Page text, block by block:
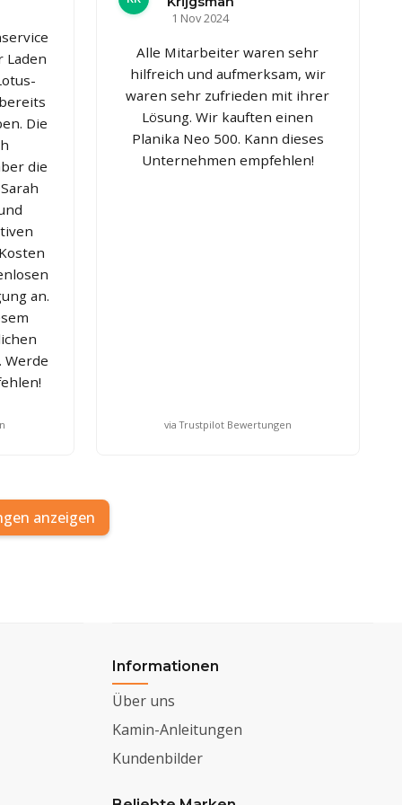
Laden
Die
die
an.
Werde
1 Nov 2024
Alle Mitarbeiter waren sehr
hilfreich und aufmerksam, wir
waren sehr zufrieden mit ihrer
Lösung. Wir kauften einen
Planika Neo 500. Kann dieses
Unternehmen empfehlen!
via Trustpilot Bewertungen
anzeigen
Informationen
Über uns
Kamin-Anleitungen
Kundenbilder